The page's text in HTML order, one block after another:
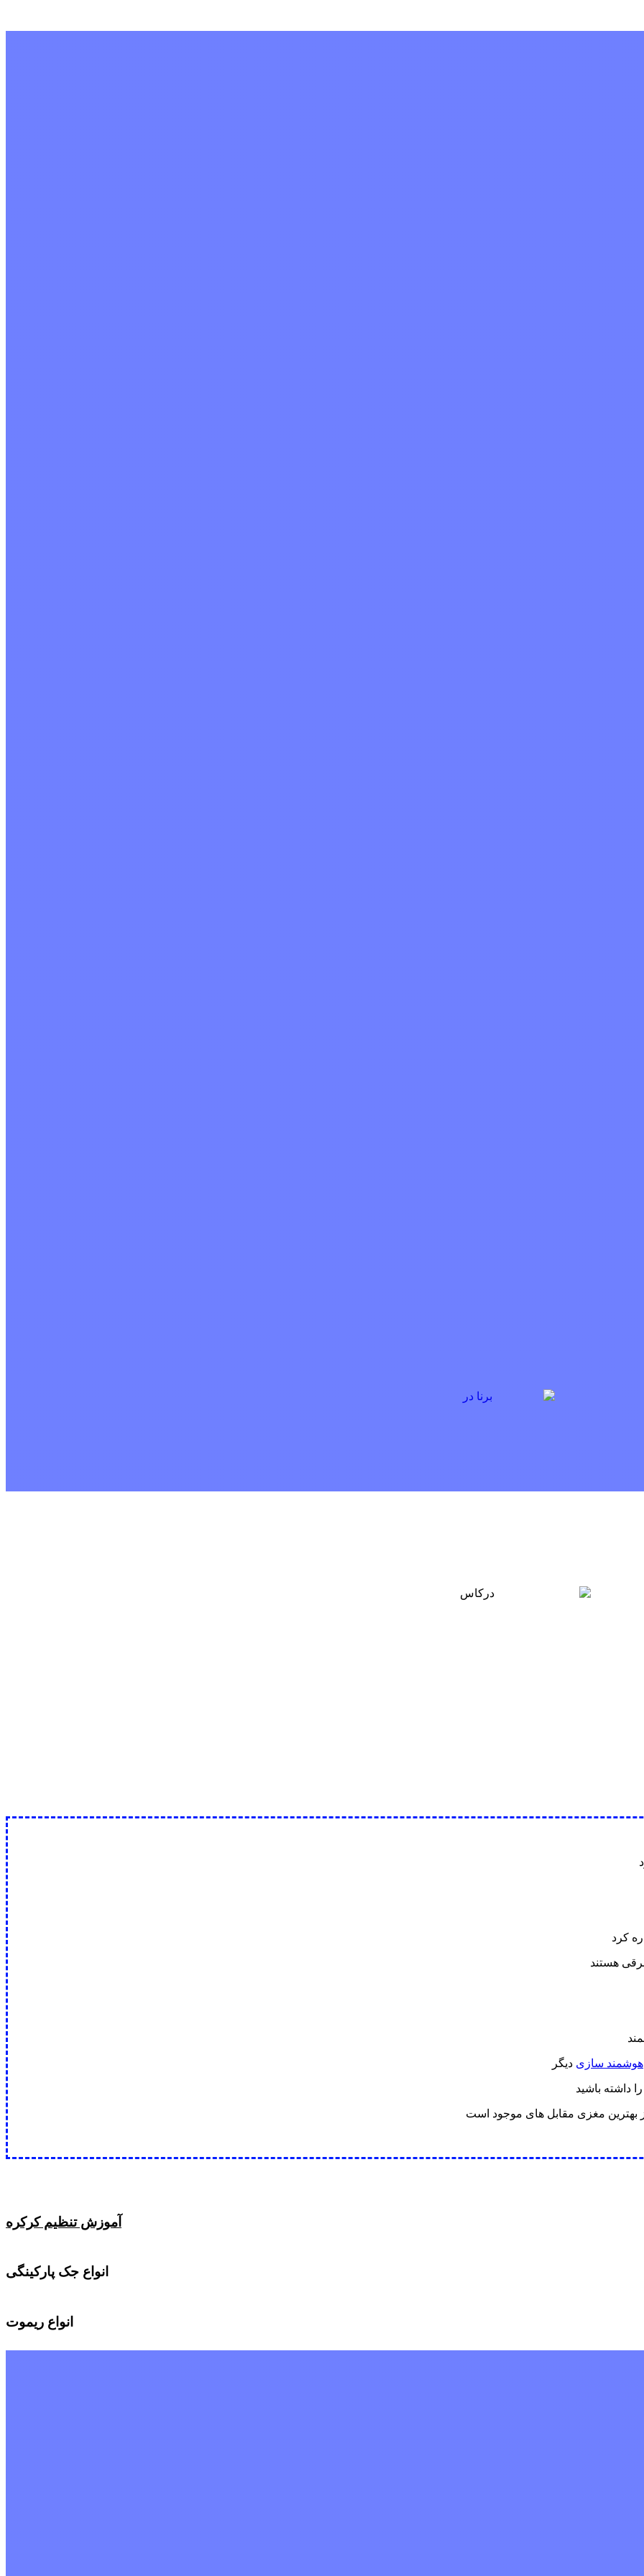
کرد
هستند
هوشمند سازی دیگر
داشته باشید
بهترین مغزی مقابل های موجود است
آموزش تنظیم کرکره
انواع جک پارکینگی
انواع ریموت